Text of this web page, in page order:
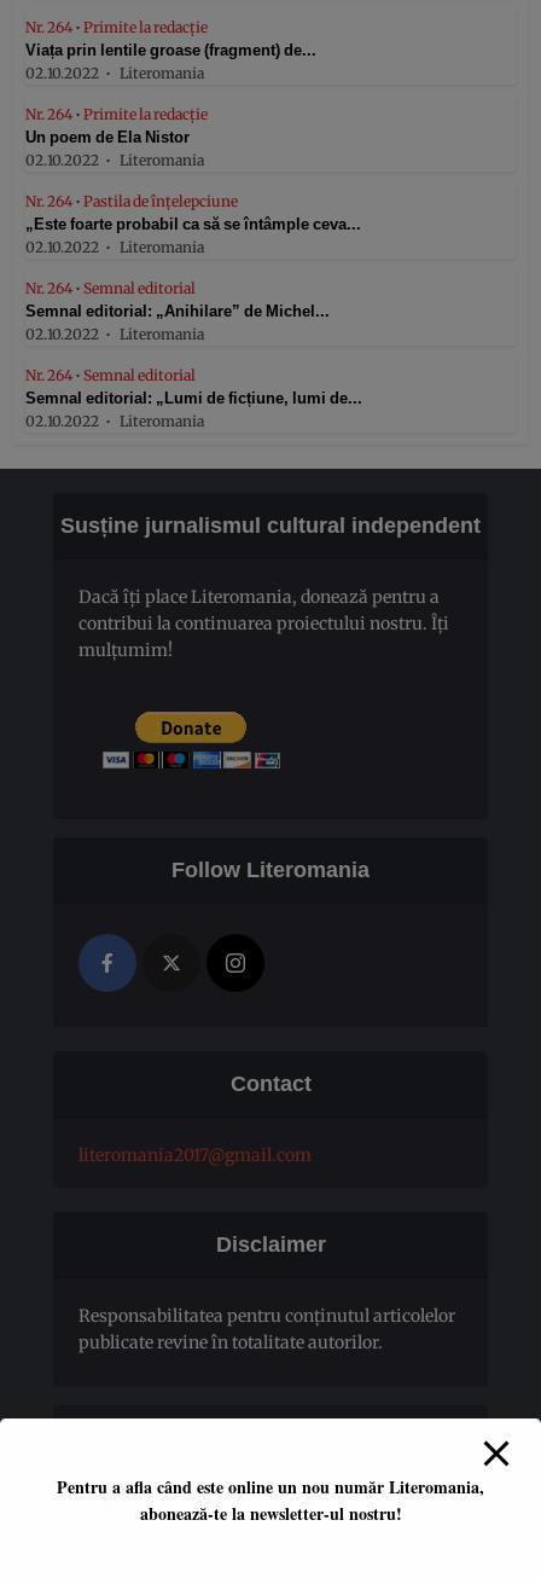
Nr. 264 • Primite la redacție
Viața prin lentile groase (fragment) de...
02.10.2022
Literomania
Nr. 264 • Primite la redacție
Un poem de Ela Nistor
02.10.2022
Literomania
Nr. 264 • Pastila de înțelepciune
„Este foarte probabil ca să se întâmple ceva...
02.10.2022
Literomania
Nr. 264 • Semnal editorial
Semnal editorial: „Anihilare” de Michel...
02.10.2022
Literomania
Nr. 264 • Semnal editorial
Semnal editorial: „Lumi de ficțiune, lumi de...
02.10.2022
Literomania
Susține jurnalismul cultural independent
Dacă îți place Literomania, donează pentru a
contribui la continuarea proiectului nostru. Îți
mulțumim!
Follow Literomania
Contact
literomania2017@gmail.com
Disclaimer
Responsabilitatea pentru conţinutul articolelor
publicate revine în totalitate autorilor.
Pentru a afla când este online un nou număr Literomania,
abonează-te la newsletter-ul nostru!